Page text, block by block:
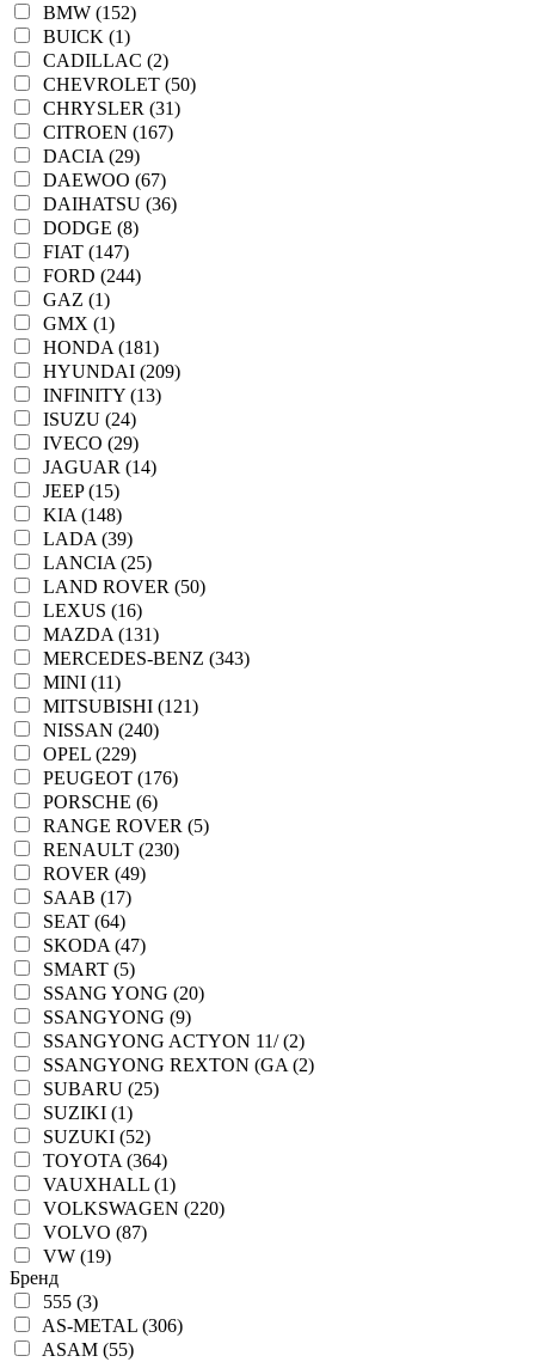
BMW (152)
BUICK (1)
CADILLAC (2)
CHEVROLET (50)
CHRYSLER (31)
CITROEN (167)
DACIA (29)
DAEWOO (67)
DAIHATSU (36)
DODGE (8)
FIAT (147)
FORD (244)
GAZ (1)
GMX (1)
HONDA (181)
HYUNDAI (209)
INFINITY (13)
ISUZU (24)
IVECO (29)
JAGUAR (14)
JEEP (15)
KIA (148)
LADA (39)
LANCIA (25)
LAND ROVER (50)
LEXUS (16)
MAZDA (131)
MERCEDES-BENZ (343)
MINI (11)
MITSUBISHI (121)
NISSAN (240)
OPEL (229)
PEUGEOT (176)
PORSCHE (6)
RANGE ROVER (5)
RENAULT (230)
ROVER (49)
SAAB (17)
SEAT (64)
SKODA (47)
SMART (5)
SSANG YONG (20)
SSANGYONG (9)
SSANGYONG ACTYON 11/ (2)
SSANGYONG REXTON (GA (2)
SUBARU (25)
SUZIKI (1)
SUZUKI (52)
TOYOTA (364)
VAUXHALL (1)
VOLKSWAGEN (220)
VOLVO (87)
VW (19)
Бренд
555 (3)
AS-METAL (306)
ASAM (55)